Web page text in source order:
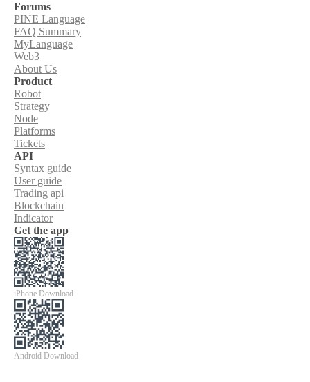
Forums
PINE Language
FAQ Summary
MyLanguage
Web3
About Us
Product
Robot
Strategy
Node
Platforms
Tickets
API
Syntax guide
User guide
Trading api
Blockchain
Indicator
Get the app
iPhone Download
Android Download